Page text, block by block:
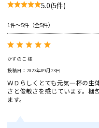
5.0(5件)
1件～5件（全5件）
かずのこ 様
投稿日：2023年09月23日
ＷＤらしくとても元気一杯の生
さと俊敏さを感じています。梱
ます。